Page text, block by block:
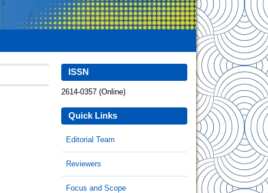
ISSN
2614-0357 (Online)
Quick Links
Editorial Team
Reviewers
Focus and Scope